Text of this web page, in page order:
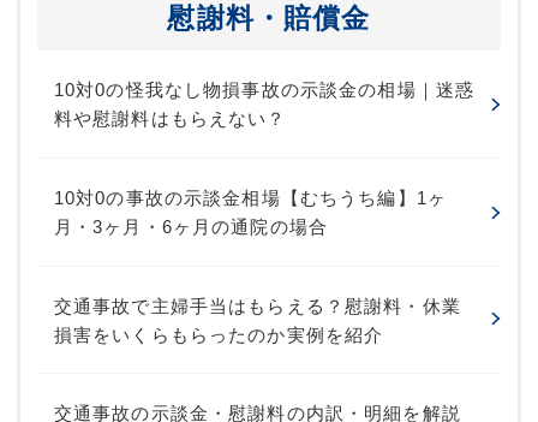
慰謝料・賠償金
10対0の怪我なし物損事故の示談金の相場｜迷惑
料や慰謝料はもらえない？
10対0の事故の示談金相場【むちうち編】1ヶ
月・3ヶ月・6ヶ月の通院の場合
交通事故で主婦手当はもらえる？慰謝料・休業
損害をいくらもらったのか実例を紹介
交通事故の示談金・慰謝料の内訳・明細を解説